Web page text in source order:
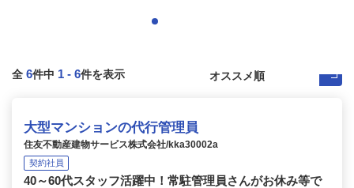
全 6件中 1 - 6件を表示
大型マンションの代行管理員
住友不動産建物サービス株式会社/kka30002a
契約社員
40～60代スタッフ活躍中！常駐管理員さんがお休み等で